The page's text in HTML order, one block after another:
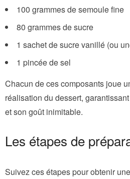
100 grammes de semoule fine
80 grammes de sucre
1 sachet de sucre vanillé (ou
1 pincée de sel
Chacun de ces composants joue
réalisation du dessert,
et son goût inimitable.
Les étapes de
Suivez ces étapes pour obtenir